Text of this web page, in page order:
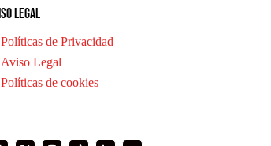
legal
Políticas de Privacidad
Aviso Legal
Políticas de cookies